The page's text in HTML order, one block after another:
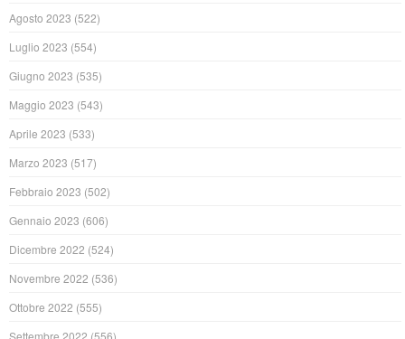
Agosto 2023 (522)
Luglio 2023 (554)
Giugno 2023 (535)
Maggio 2023 (543)
Aprile 2023 (533)
Marzo 2023 (517)
Febbraio 2023 (502)
Gennaio 2023 (606)
Dicembre 2022 (524)
Novembre 2022 (536)
Ottobre 2022 (555)